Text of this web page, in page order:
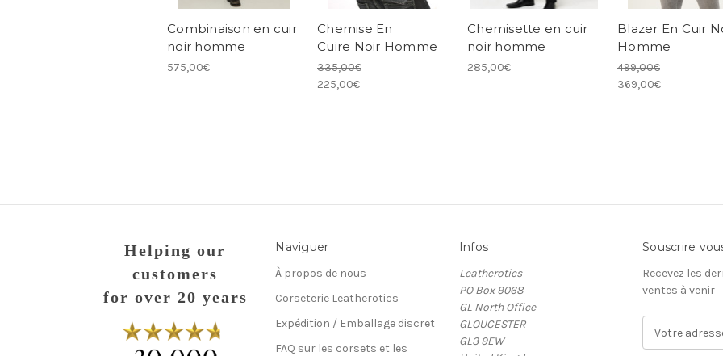
Combinaison en cuir
noir homme
575,00€
Chemise En
Cuire Noir Homme
335,00€
225,00€
Chemisette en cuir
noir homme
285,00€
Blazer En Cuir
Homme
499,00€
369,00€
Helping our
customers
for over 20 years
Naviguer
À propos de nous
Corseterie Leatherotics
Expédition / Emballage discret
FAQ sur les corsets et les
Infos
Leatherotics
PO Box 9068
GL North Office
GLOUCESTER
GL3 9EW
Souscrire
Recevez les
ventes à venir